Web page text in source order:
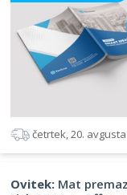
četrtek, 20. avgusta
Ovitek: Mat